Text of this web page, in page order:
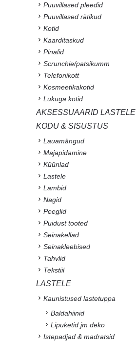
Puuvillased pleedid
Puuvillased rätikud
Kotid
Kaarditaskud
Pinalid
Scrunchie/patsikumm
Telefonikott
Kosmeetikakotid
Lukuga kotid
AKSESSUAARID LASTELE
KODU & SISUSTUS
Lauamängud
Majapidamine
Küünlad
Lastele
Lambid
Nagid
Peeglid
Puidust tooted
Seinakellad
Seinakleebised
Tahvlid
Tekstiil
LASTELE
Kaunistused lastetuppa
Baldahiinid
Lipuketid jm deko
Istepadjad & madratsid